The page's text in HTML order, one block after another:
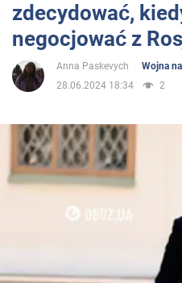
Rozrywka
Życie
Polityka
Społeczeństwo
zdecydować,
negocjować z
Anna Paskevych
Wojna
28.06.2024 18:34
2